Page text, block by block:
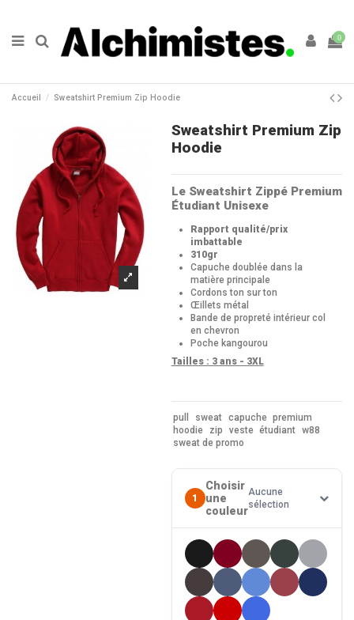
0
Accueil Sweatshirt Premium Zip Hoodie
Sweatshirt Premium Zip
Hoodie
Le Sweatshirt Zippé Premium
Étudiant Unisexe
Rapport qualité/prix
imbattable
310gr
Capuche doublée dans la
matière principale
Cordons ton sur ton
Œillets métal
Bande de propreté intérieur col
en chevron
Poche kangourou
Tailles : 3 ans - 3XL
pull sweat capuche premium
hoodie
zip veste étudiant w88
sweat de promo
1
Choisir
une
couleur
Aucune
sélection